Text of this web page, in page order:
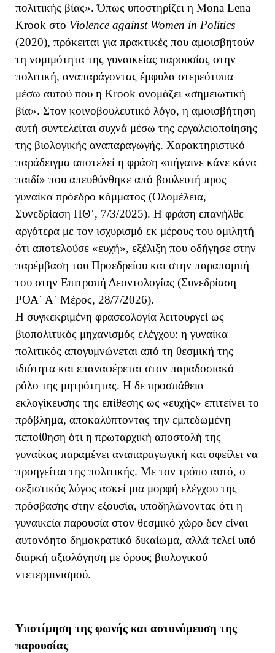
πολιτικής βίας». Όπως υποστηρίζει η Mona Lena
Krook στο Violence against Women in Politics
(2020), πρόκειται για πρακτικές που αμφισβητούν
τη νομιμότητα της γυναικείας παρουσίας στην
πολιτική, αναπαράγοντας έμφυλα στερεότυπα
μέσω αυτού που η Krook ονομάζει «σημειωτική
βία». Στον κοινοβουλευτικό λόγο, η αμφισβήτηση
αυτή συντελείται συχνά μέσω της εργαλειοποίησης
της βιολογικής αναπαραγωγής. Χαρακτηριστικό
παράδειγμα αποτελεί η φράση «πήγαινε κάνε κάνα
παιδί» που απευθύνθηκε από βουλευτή προς
γυναίκα πρόεδρο κόμματος (Ολομέλεια,
Συνεδρίαση ΠΘ΄, 7/3/2025). Η φράση επανήλθε
αργότερα με τον ισχυρισμό εκ μέρους του ομιλητή
ότι αποτελούσε «ευχή», εξέλιξη που οδήγησε στην
παρέμβαση του Προεδρείου και στην παραπομπή
του στην Επιτροπή Δεοντολογίας (Συνεδρίαση
ΡΟΑ΄ Α΄ Μέρος, 28/7/2026).
Η συγκεκριμένη φρασεολογία λειτουργεί ως
βιοπολιτικός μηχανισμός ελέγχου: η γυναίκα
πολιτικός απογυμνώνεται από τη θεσμική της
ιδιότητα και επαναφέρεται στον παραδοσιακό
ρόλο της μητρότητας. Η δε προσπάθεια
εκλογίκευσης της επίθεσης ως «ευχής» επιτείνει το
πρόβλημα, αποκαλύπτοντας την εμπεδωμένη
πεποίθηση ότι η πρωταρχική αποστολή της
γυναίκας παραμένει αναπαραγωγική και οφείλει να
προηγείται της πολιτικής. Με τον τρόπο αυτό, ο
σεξιστικός λόγος ασκεί μια μορφή ελέγχου της
πρόσβασης στην εξουσία, υποδηλώνοντας ότι η
γυναικεία παρουσία στον θεσμικό χώρο δεν είναι
αυτονόητο δημοκρατικό δικαίωμα, αλλά τελεί υπό
διαρκή αξιολόγηση με όρους βιολογικού
ντετερμινισμού.
Υποτίμηση της φωνής και αστυνόμευση της
παρουσίας